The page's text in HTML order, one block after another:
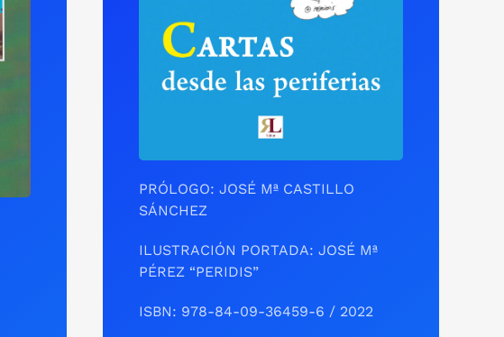
PRÓLOGO: JOSÉ Mª CASTILLO
SÁNCHEZ
ILUSTRACIÓN PORTADA: JOSÉ Mª
PÉREZ “PERIDIS”
ISBN: 978-84-09-36459-6 / 2022